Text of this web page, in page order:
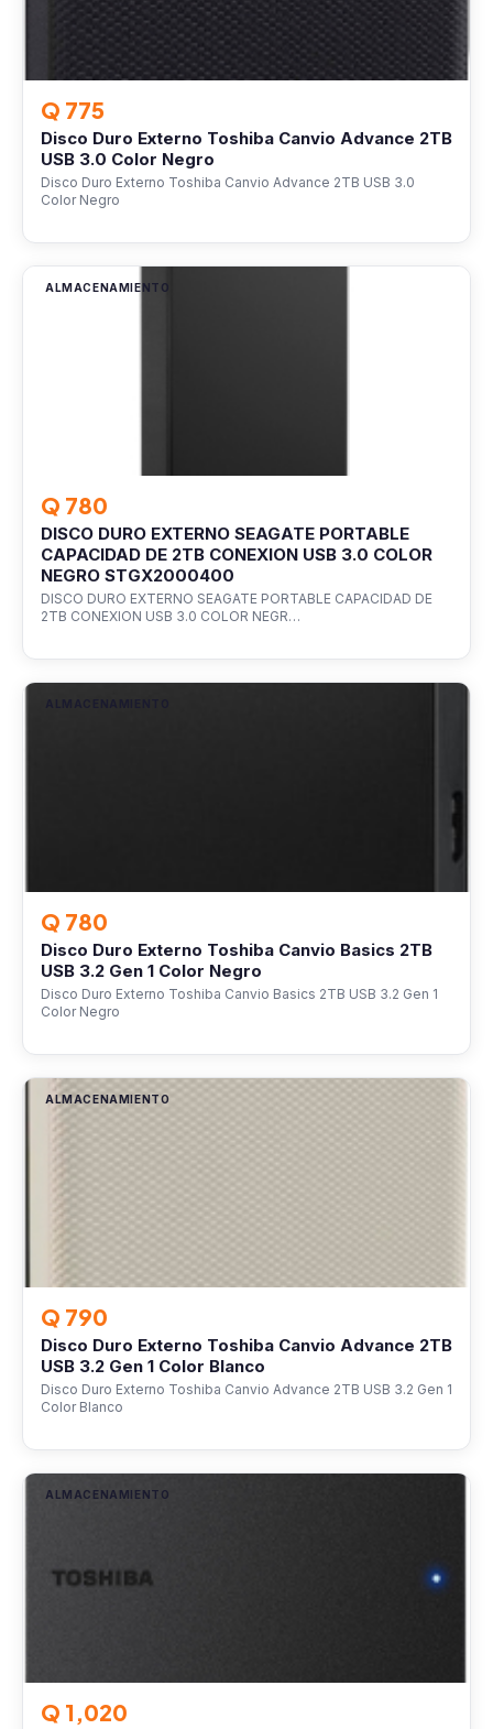
Q 775
Disco Duro Externo Toshiba Canvio Advance 2TB
USB 3.0 Color Negro
Disco Duro Externo Toshiba Canvio Advance 2TB USB 3.0
Color Negro
ALMACENAMIENTO
Q 780
DISCO DURO EXTERNO SEAGATE PORTABLE
CAPACIDAD DE 2TB CONEXION USB 3.0 COLOR
NEGRO STGX2000400
DISCO DURO EXTERNO SEAGATE PORTABLE CAPACIDAD DE
2TB CONEXION USB 3.0 COLOR NEGR…
Q 780
Disco Duro Externo Toshiba Canvio Basics 2TB
USB 3.2 Gen 1 Color Negro
Disco Duro Externo Toshiba Canvio Basics 2TB USB 3.2 Gen 1
Color Negro
ALMACENAMIENTO
Q 790
Disco Duro Externo Toshiba Canvio Advance 2TB
USB 3.2 Gen 1 Color Blanco
Disco Duro Externo Toshiba Canvio Advance 2TB USB 3.2 Gen 1
Color Blanco
ALMACENAMIENTO
Q 1,020